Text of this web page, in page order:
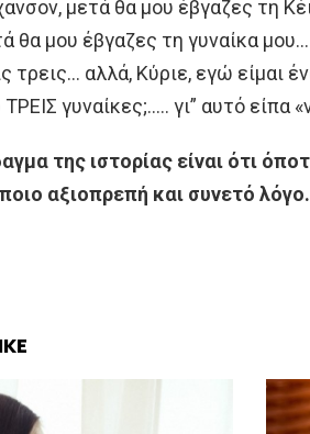
μετά θα μου έβγαζες τη
θα μου έβγαζες τη γυναίκα
τρεις… αλλά, Κύριε, εγώ
γυναίκες;….. γι” αυτό είπα
της ιστορίας είναι ότι
αξιοπρεπή και συνετό λόγο.